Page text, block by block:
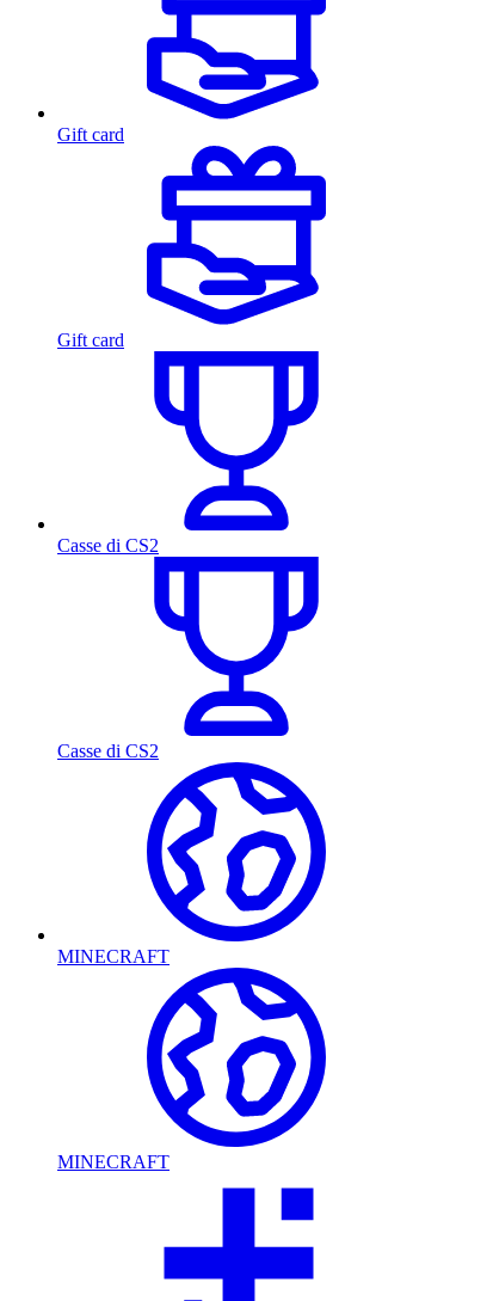
Gift card
Gift card
Casse di CS2
Casse di CS2
MINECRAFT
MINECRAFT